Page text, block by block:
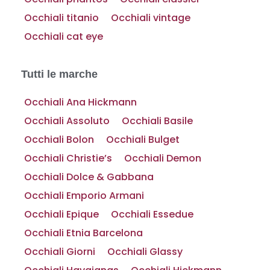
Occhiali titanio
Occhiali vintage
Occhiali cat eye
Tutti le marche
Occhiali Ana Hickmann
Occhiali Assoluto
Occhiali Basile
Occhiali Bolon
Occhiali Bulget
Occhiali Christie’s
Occhiali Demon
Occhiali Dolce & Gabbana
Occhiali Emporio Armani
Occhiali Epique
Occhiali Essedue
Occhiali Etnia Barcelona
Occhiali Giorni
Occhiali Glassy